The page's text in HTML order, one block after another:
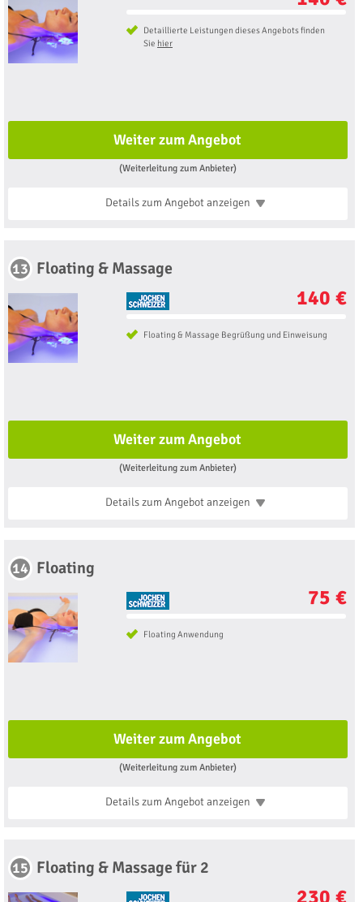
Detaillierte Leistungen dieses Angebots finden
Sie hier
Weiter zum Angebot
(Weiterleitung zum Anbieter)
Details zum Angebotanzeigen
13 Floating & Massage
140 €
Floating & Massage Begrüßung und Einweisung
Weiter zum Angebot
(Weiterleitung zum Anbieter)
Details zum Angebotanzeigen
14 Floating
75 €
Floating Anwendung
Weiter zum Angebot
(Weiterleitung zum Anbieter)
Details zum Angebotanzeigen
15 Floating & Massage für 2